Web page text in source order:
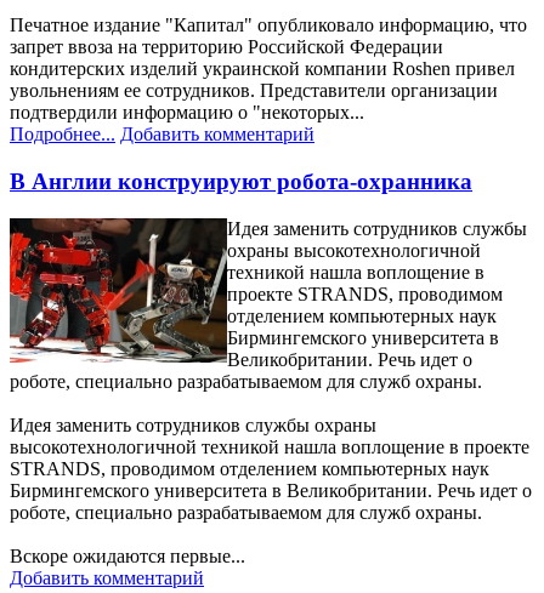
Печатное издание "Капитал" опубликовало информацию, что
запрет ввоза на территорию Российской Федерации
кондитерских изделий украинской компании Roshen привел
увольнениям ее сотрудников. Представители организации
подтвердили информацию о "некоторых...
Подробнее... Добавить комментарий
В Англии конструируют робота-охранника
Идея заменить сотрудников службы
охраны высокотехнологичной
техникой нашла воплощение в
проекте STRANDS, проводимом
отделением компьютерных наук
Бирмингемского университета в
Великобритании. Речь идет о
роботе, специально разрабатываемом для служб охраны.
Идея заменить сотрудников службы охраны
высокотехнологичной техникой нашла воплощение в проекте
STRANDS, проводимом отделением компьютерных наук
Бирмингемского университета в Великобритании. Речь идет о
роботе, специально разрабатываемом для служб охраны.
Вскоре ожидаются первые...
Добавить комментарий